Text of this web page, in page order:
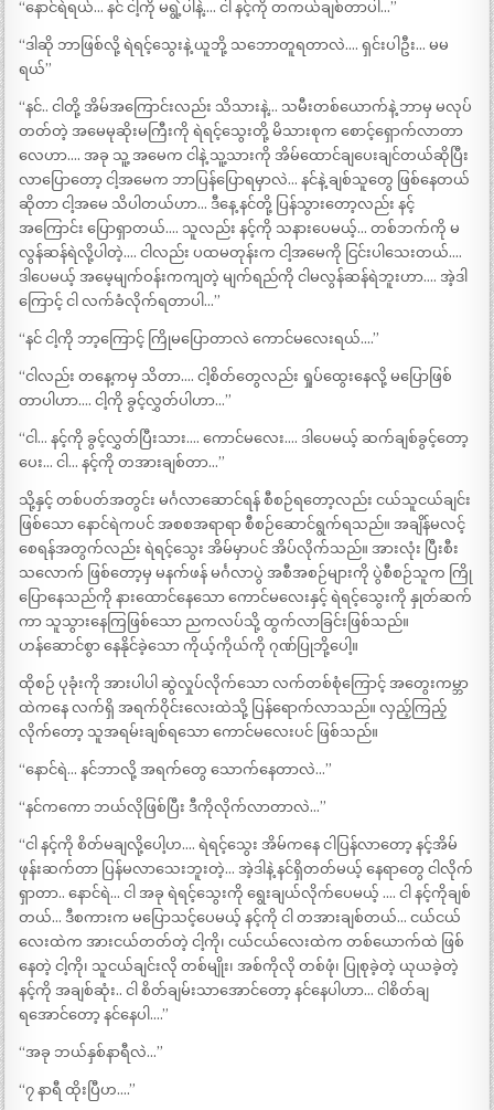
“နောင်ရဲရယ်… နင် ငါ့ကို မရွဲ့ပါနဲ့…. ငါ နင့်ကို တကယ်ချစ်တာပါ…”
“ဒါဆို ဘာဖြစ်လို့ ရဲရင့်သွေးနဲ့ ယူဘို့ သဘောတူရတာလဲ…. ရှင်းပါဦး… မမ
ရယ်”
“နင်.. ငါတို့ အိမ်အကြောင်းလည်း သိသားနဲ့… သမီးတစ်ယောက်နဲ့ ဘာမှ မလုပ်
တတ်တဲ့ အမေမုဆိုးမကြီးကို ရဲရင့်သွေးတို့ မိသားစုက စောင့်ရှောက်လာတာ
လေဟာ…. အခု သူ့ အမေက ငါနဲ့ သူ့သားကို အိမ်ထောင်ချပေးချင်တယ်ဆိုပြီး
လာပြောတော့ ငါ့အမေက ဘာပြန်ပြောရမှာလဲ… နင်နဲ့ ချစ်သူတွေ ဖြစ်နေတယ်
ဆိုတာ ငါ့အမေ သိပါတယ်ဟာ… ဒီနေ့ နင်တို့ ပြန်သွားတော့လည်း နင့်
အကြောင်း ပြောရှာတယ်…. သူလည်း နင့်ကို သနားပေမယ့်… တစ်ဘက်ကို မ
လွန်ဆန်ရဲလို့ပါတဲ့…. ငါလည်း ပထမတုန်းက ငါ့အမေကို ငြင်းပါသေးတယ်….
ဒါပေမယ့် အမေ့မျက်ဝန်းကကျတဲ့ မျက်ရည်ကို ငါမလွန်ဆန်ရဲဘူးဟာ…. အဲ့ဒါ
ကြောင့် ငါ လက်ခံလိုက်ရတာပါ…”
“နင် ငါ့ကို ဘာ့ကြောင့် ကြိုမပြောတာလဲ ကောင်မလေးရယ်….”
“ငါလည်း တနေ့ကမှ သိတာ…. ငါ့စိတ်တွေလည်း ရှုပ်ထွေးနေလို့ မပြောဖြစ်
တာပါဟာ…. ငါ့ကို ခွင့်လွှတ်ပါဟာ…”
“ငါ… နင့်ကို ခွင့်လွှတ်ပြီးသား…. ကောင်မလေး…. ဒါပေမယ့် ဆက်ချစ်ခွင့်တော့
ပေး… ငါ… နင့်ကို တအားချစ်တာ…”
သို့နှင့် တစ်ပတ်အတွင်း မင်္ဂလာဆောင်ရန် စီစဉ်ရတော့လည်း ငယ်သူငယ်ချင်း
ဖြစ်သော နောင်ရဲကပင် အစစအရာရာ စီစဉ်ဆောင်ရွက်ရသည်။ အချိန်မလင့်
စေရန်အတွက်လည်း ရဲရင့်သွေး အိမ်မှာပင် အိပ်လိုက်သည်။ အားလုံး ပြီးစီး
သလောက် ဖြစ်တော့မှ မနက်ဖန် မင်္ဂလာပွဲ အစီအစဉ်များကို ပွဲစီစဉ်သူက ကြို
ပြောနေသည်ကို နားထောင်နေသော ကောင်မလေးနှင့် ရဲရင့်သွေးကို နှုတ်ဆက်
ကာ သူသွားနေကြဖြစ်သော ညကလပ်သို့ ထွက်လာခြင်းဖြစ်သည်။
ဟန်ဆောင်စွာ နေနိုင်ခဲ့သော ကိုယ့်ကိုယ်ကို ဂုဏ်ပြုဘို့ပေါ့။
ထိုစဉ် ပုခုံးကို အားပါပါ ဆွဲလှုပ်လိုက်သော လက်တစ်စုံကြောင့် အတွေးကမ္ဘာ
ထဲကနေ လက်ရှိ အရက်ဝိုင်းလေးထဲသို့ ပြန်ရောက်လာသည်။ လှည့်ကြည့်
လိုက်တော့ သူအရမ်းချစ်ရသော ကောင်မလေးပင် ဖြစ်သည်။
“နောင်ရဲ… နင်ဘာလို့ အရက်တွေ သောက်နေတာလဲ…”
“နင်ကကော ဘယ်လိုဖြစ်ပြီး ဒီကိုလိုက်လာတာလဲ…”
“ငါ နင့်ကို စိတ်မချလို့ပေါ့ဟ…. ရဲရင့်သွေး အိမ်ကနေ ငါပြန်လာတော့ နင့်အိမ်
ဖုန်းဆက်တာ ပြန်မလာသေးဘူးတဲ့… အဲ့ဒါနဲ့ နင်ရှိတတ်မယ့် နေရာတွေ ငါလိုက်
ရှာတာ.. နောင်ရဲ… ငါ အခု ရဲရင့်သွေးကို ရွေးချယ်လိုက်ပေမယ့် …. ငါ နင့်ကိုချစ်
တယ်… ဒီစကားက မပြောသင့်ပေမယ့် နင့်ကို ငါ တအားချစ်တယ်… ငယ်ငယ်
လေးထဲက အားငယ်တတ်တဲ့ ငါ့ကို၊ ငယ်ငယ်လေးထဲက တစ်ယောက်ထဲ ဖြစ်
နေတဲ့ ငါ့ကို၊ သူငယ်ချင်းလို တစ်မျိုး၊ အစ်ကိုလို တစ်ဖုံ၊ ပြုစုခဲ့တဲ့ ယုယခဲ့တဲ့
နင့်ကို အချစ်ဆုံး.. ငါ စိတ်ချမ်းသာအောင်တော့ နင်နေပါဟာ… ငါစိတ်ချ
ရအောင်တော့ နင်နေပါ….”
“အခု ဘယ်နှစ်နာရီလဲ…”
“၇ နာရီ ထိုးပြီဟ….”